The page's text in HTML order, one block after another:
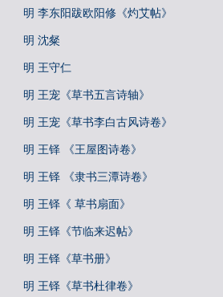
明 李东阳跋欧阳修《灼艾帖》
明 沈粲
明 王守仁
明 王宠《草书五言诗轴》
明 王宠《草书李白古风诗卷》
明 王铎 《王屋图诗卷》
明 王铎 《隶书三潭诗卷》
明 王铎《 草书扇面》
明 王铎《节临来迟帖》
明 王铎《草书册》
明 王铎《草书杜律卷》